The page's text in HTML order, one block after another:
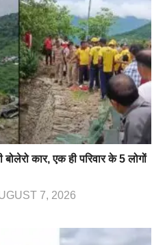
बोलेरो कार, एक ही परिवार के 5 लोगों
7, 2026